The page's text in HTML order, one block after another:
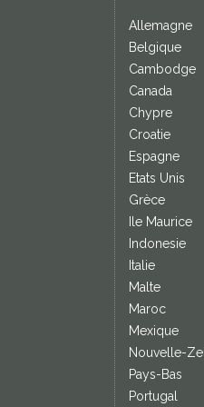
Allemagne
Belgique
Cambodge
Canada
Chypre
Croatie
Espagne
Etats Unis
Grèce
Ile Maurice
Indonesie
Italie
Malte
Maroc
Mexique
Nouvelle-
Pays-Bas
Portugal